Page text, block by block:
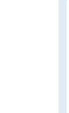
Sportos
Zenés